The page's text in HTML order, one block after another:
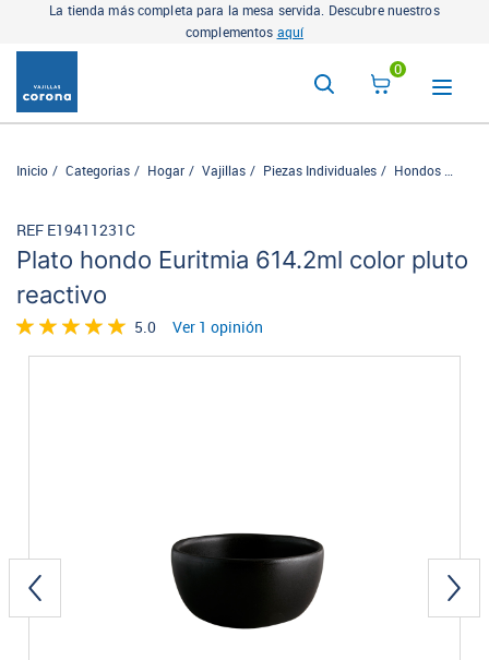
La tienda más completa para la mesa servida. Descubre nuestros
complementos aquí
0
Inicio Categorias Hogar Vajillas Piezas Individuales Hondos
Plato hondo Euritmia 614.2ml color pluto
reactivo
REF E19411231C
5.0 Ver 1 opinión